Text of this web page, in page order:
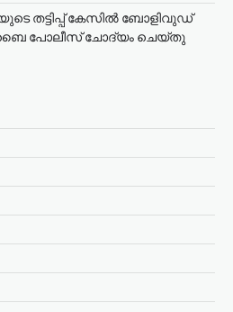
തട്ടിപ്പ് കേസിൽ ബോളിവുഡ്
പോലീസ് ചോദ്യം ചെയ്തു